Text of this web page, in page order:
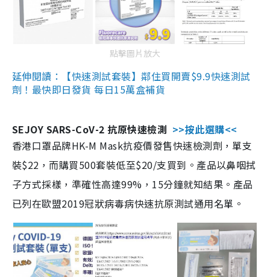
點擊圖片放大
延伸閱讀：【快速測試套裝】鄰住買開賣$9.9快速測試
劑！最快即日發貨 每日15萬盒補貨
SEJOY SARS-CoV-2 抗原快速檢測 >>按此選購<<
香港口罩品牌HK-M Mask抗疫價發售快速檢測劑，單支
裝$22，而購買500套裝低至$20/支買到。產品以鼻咽拭
子方式採樣，準確性高達99%，15分鐘就知結果。產品
已列在歐盟2019冠狀病毒病快速抗原測試通用名單。